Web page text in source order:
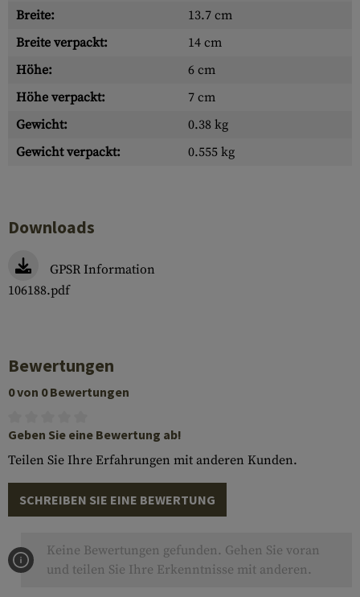
Breite:
13.7 cm
Breite verpackt:
14 cm
Höhe:
6 cm
Höhe verpackt:
7 cm
Gewicht:
0.38 kg
Gewicht verpackt:
0.555 kg
Downloads
GPSR Information
106188.pdf
Bewertungen
0 von 0 Bewertungen
Geben Sie eine Bewertung ab!
Teilen Sie Ihre Erfahrungen mit anderen Kunden.
SCHREIBEN SIE EINE BEWERTUNG
Keine Bewertungen gefunden. Gehen Sie voran
und teilen Sie Ihre Erkenntnisse mit anderen.